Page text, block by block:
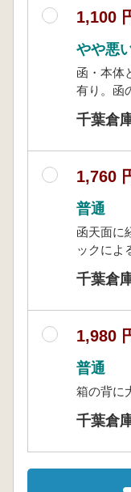
1,100
やや悪
函・本体
有り。函
千葉倉
1,760
普通
函天面に
ックによ
千葉倉
1,980
普通
箱の背に
千葉倉